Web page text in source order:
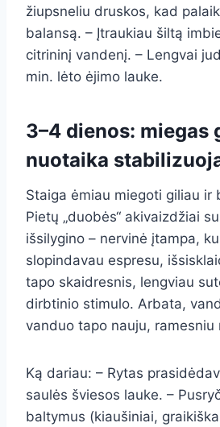
žiupsneliu druskos, kad
balansą. – Įtraukiau šiltą
citrininį vandenį. – Lengvai
min. lėto ėjimo lauke.
3–4 dienos: miegas
nuotaika
Staiga ėmiau miegoti giliau ir
Pietų „duobės“ akivaizdžiai
išsilygino – nervinė įtampa,
slopindavau espresu,
tapo skaidresnis, lengviau
dirbtinio stimulo. Arbata,
vanduo tapo nauju, ramesniu
Ką dariau: – Rytas
saulės šviesos lauke. –
baltymus (kiaušiniai,